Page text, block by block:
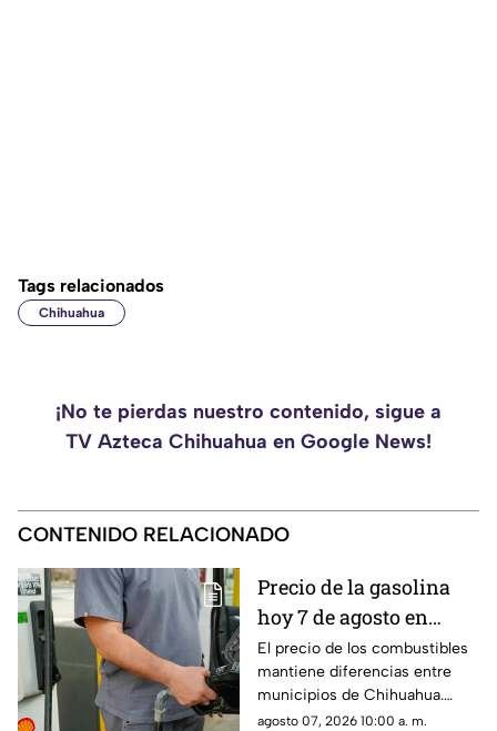
Tags relacionados
Chihuahua
¡No te pierdas nuestro contenido, sigue a
TV Azteca Chihuahua en Google News!
CONTENIDO RELACIONADO
Precio de la gasolina
hoy 7 de agosto en
Chihuahua: así cuesta
el litro de Magna,
Premium y Diésel
El precio de los combustibles
mantiene diferencias entre
municipios de Chihuahua.
Este viernes 7 de agosto, la
agosto 07, 2026 10:00 a. m.